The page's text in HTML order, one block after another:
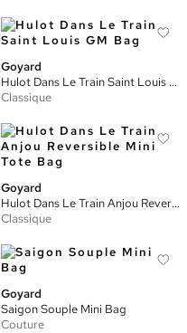
Goyard
Hulot Dans Le Train Saint Louis GM Bag
Classique
Goyard
Hulot Dans Le Train Anjou Reversible Mini Tote Bag
Classique
Goyard
Saigon Souple Mini Bag
Couture